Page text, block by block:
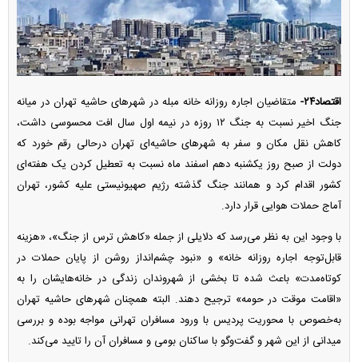
اقتصاد۲۴-
متقاضیان اجاره روزانه خانه مبله در شهر‌های حاشیه تهران در میانه
جنگ اخیر نسبت به جنگ ۱۲ روزه در نیمه اول سال افت محسوسی داشت،
کاهش نقل مکان و سفر به شهر‌های حاشیه‌ای تهران درحالی رقم خورد که
دولت از صبح روز یکشنبه دهم اسفند ماه نسبت به تعطیل کردن یک هفته‌ای
کشور اقدام کرد و همانند جنگ گذشته رژیم صهیونیستی علیه کشور، تهران
آماج حملات هوایی قرار دارد.
با وجود این به نظر می‌رسد که دلایلی از جمله «کاهش ترس از جنگ»، «هزینه
قابل‌توجه اجاره روزانه خانه» و «نبود چشم‌انداز روشن از پایان حملات در
کوتاه‌مدت» باعث شده تا بخشی از شهروندان زندگی در خانه‌هایشان را به
«اقامت موقت در حومه» ترجیح دهند. البته همچنان شهر‌های حاشیه تهران
به‌خصوص با محوریت پردیس با ورود مسافران تهرانی مواجه بوده و بررسی
میدانی از این شهر و گفت‌و‌گو با ساکنان بومی و مسافران آن را تایید می‌کند.